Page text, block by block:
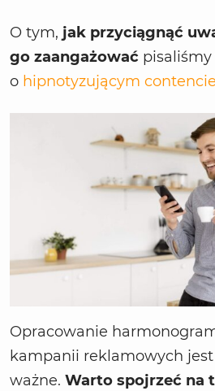
O tym, jak przyciągnąć
go zaangażować
o hipnotyzującym
Opracowanie
kampanii reklamowych
ważne. Warto spojrzeć na